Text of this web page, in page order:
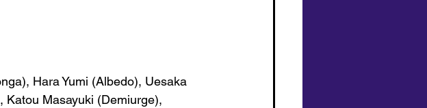
), Hara Yumi (Albedo), Uesaka
Katou Masayuki (Demiurge),